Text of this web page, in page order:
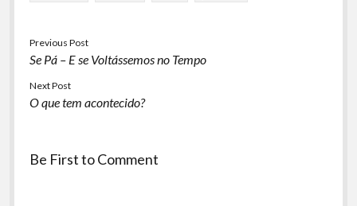
Previous Post
Se Pá – E se Voltássemos no Tempo
Next Post
O que tem acontecido?
Be First to Comment